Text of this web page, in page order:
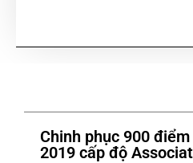
Chinh phục 900
2019 cấp độ